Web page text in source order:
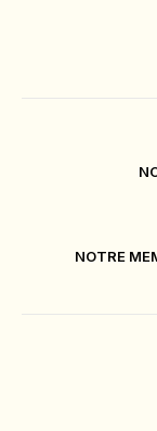
NOTRE